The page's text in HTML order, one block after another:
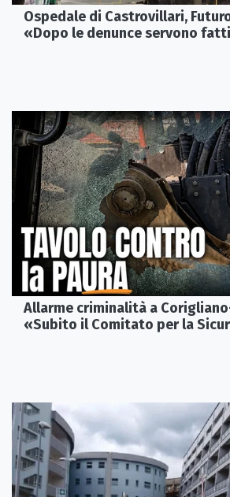
Ospedale di Castrovillari,
«Dopo le denunce servono
Allarme criminalità a
«Subito il Comitato per la